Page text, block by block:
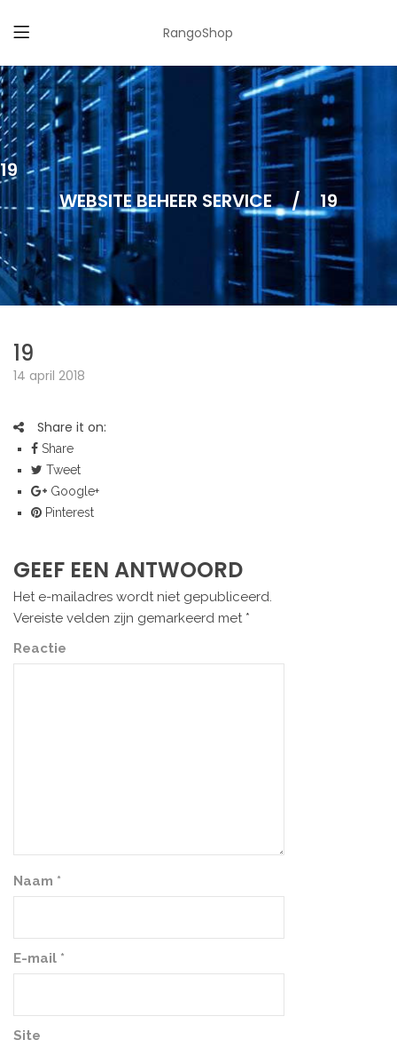
RangoShop
19
WEBSITE BEHEER SERVICE
/ 19
19
14 april 2018
Share it on:
Share
Tweet
Google+
Pinterest
GEEF EEN ANTWOORD
Het e-mailadres wordt niet gepubliceerd.
Vereiste velden zijn gemarkeerd met *
Reactie
Naam *
E-mail *
Site